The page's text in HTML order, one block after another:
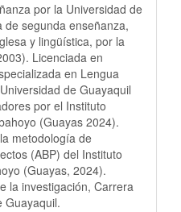
por la Universidad de
segunda enseñanza,
y lingüística, por la
Licenciada en
en Lengua
de Guayaquil
por el Instituto
(Guayas 2024).
metodología de
(ABP) del Instituto
(Guayas, 2024).
la investigación, Carrera
Guayaquil.